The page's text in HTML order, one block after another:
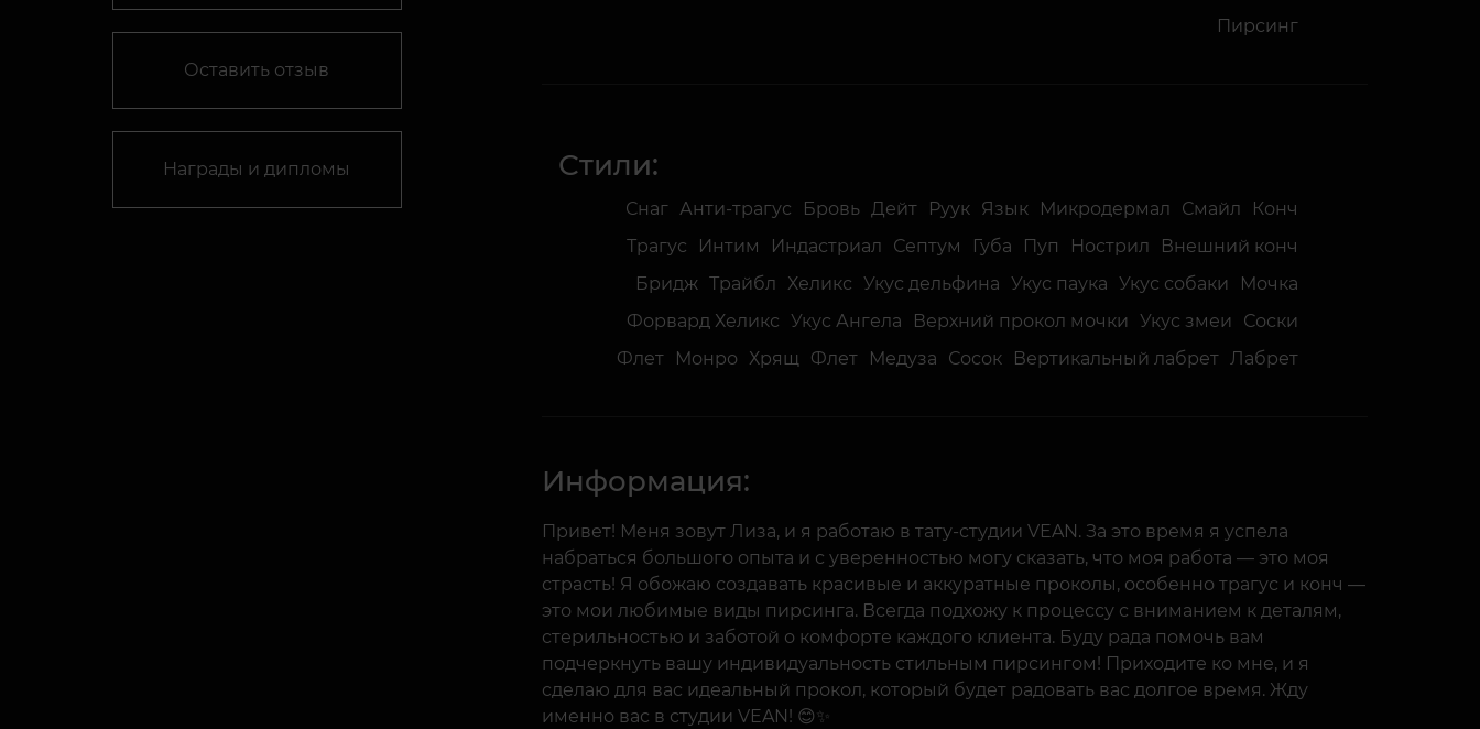
Оставить отзыв
Награды и дипломы
Пирсинг
Стили:
Снаг Анти-трагус Бровь Дейт Руук Язык Микродермал Смайл
Конч
Трагус
Интим Индастриал Септум Губа Пуп Нострил
Внешний конч
Бридж Трайбл Хеликс Укус дельфина Укус паука Укус собаки
Мочка
Форвард Хеликс
Укус Ангела Верхний прокол мочки Укус змеи
Соски
Флет
Монро Хрящ Флет Медуза Сосок Вертикальный лабрет Лабрет
Информация:
Привет! Меня зовут Лиза, и я работаю в тату-студии VEAN. За это время я успела
набраться большого опыта и с уверенностью могу сказать, что моя работа — это моя
страсть! Я обожаю создавать красивые и аккуратные проколы, особенно трагус и конч —
это мои любимые виды пирсинга. Всегда подхожу к процессу с вниманием к деталям,
стерильностью и заботой о комфорте каждого клиента. Буду рада помочь вам
подчеркнуть вашу индивидуальность стильным пирсингом! Приходите ко мне, и я
сделаю для вас идеальный прокол, который будет радовать вас долгое время. Жду
именно вас в студии VEAN! 😊✨